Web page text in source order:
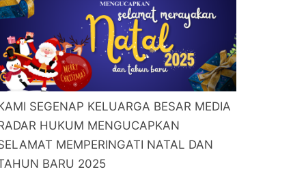
SEGENAP KELUARGA BESAR MEDIA
HUKUM MENGUCAPKAN
MEMPERINGATI NATAL DAN
BARU 2025